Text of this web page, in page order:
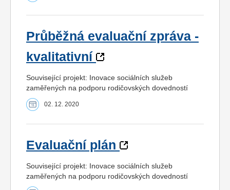
Průběžná evaluační zpráva -
kvalitativní
Související projekt: Inovace sociálních služeb
zaměřených na podporu rodičovských dovedností
02. 12. 2020
Evaluační plán
Související projekt: Inovace sociálních služeb
zaměřených na podporu rodičovských dovedností